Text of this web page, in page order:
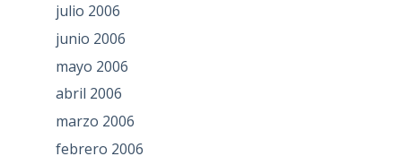
julio 2006
junio 2006
mayo 2006
abril 2006
marzo 2006
febrero 2006